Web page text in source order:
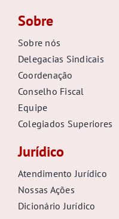
Sobre
Sobre nós
Delegacias Sindicais
Coordenação
Conselho Fiscal
Equipe
Colegiados Superiores
Jurídico
Atendimento Jurídico
Nossas Ações
Dicionário Jurídico